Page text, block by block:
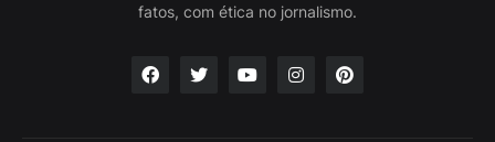
fatos, com ética no jornalismo.